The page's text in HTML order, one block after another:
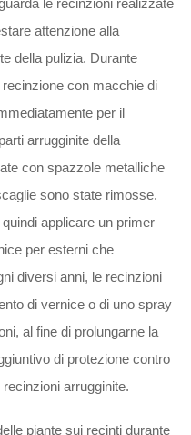
le recinzioni realizzate
attenzione alla
della pulizia. Durante
con macchie di
per il
arrugginite della
con spazzole metalliche
sono state rimosse.
applicare un primer
per esterni che
diversi anni, le recinzioni
di vernice o di uno spray
al fine di prolungarne la
di protezione contro
arrugginite.
piante sui recinti durante